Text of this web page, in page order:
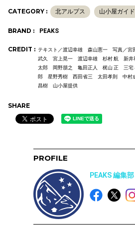
CATEGORY : 北アルプス 山小屋ガイド
BRAND : PEAKS
CREDIT : テキスト／渡辺幸雄 森山憲一 写真／
武久 宮上晃一 渡辺幸雄 杉村 航 新
太郎 岡野朋之 亀田正人 梶山 正 三
郎 星野秀樹 西田省三 太田孝則 中村
昌樹 山小屋提供
SHARE
PROFILE
PEAKS 編集部